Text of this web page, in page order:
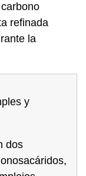
refinada
la
y
dos